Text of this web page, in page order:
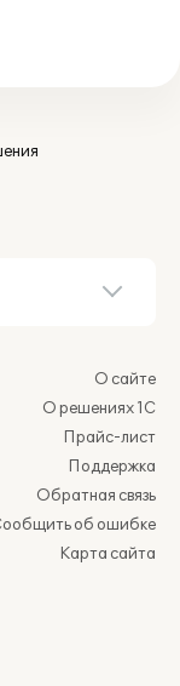
О сайте
О решениях 1С
Прайс-лист
Поддержка
Обратная связь
об ошибке
Карта сайта